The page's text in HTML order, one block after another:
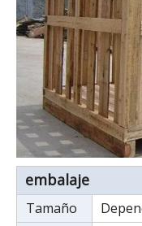
embalaje
Tamaño